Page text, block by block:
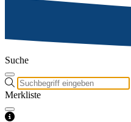
Suche
Merkliste